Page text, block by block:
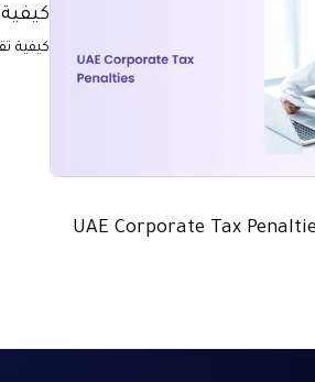
UAE Corporate Tax
كيفية